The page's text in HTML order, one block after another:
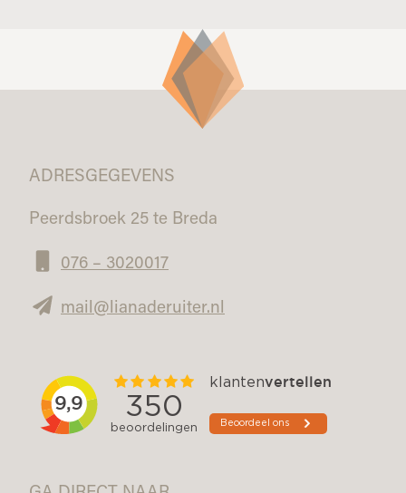
ADRESGEGEVENS
Peerdsbroek 25 te Breda
076 – 3020017
mail@lianaderuiter.nl